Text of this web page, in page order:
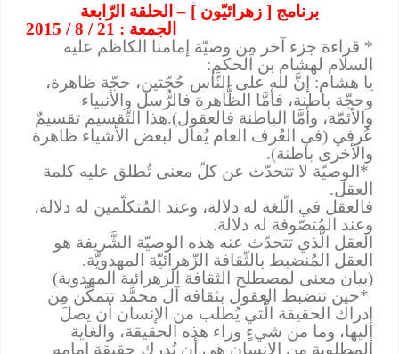
برنامج [ زهرائيّون ] – الحلقة الرّابعة
الجمعة : 21 / 8 / 2015
* قراءة جزء آخر مِن وصيّة إمامنا الكاظم عليه
السلاملهشام بن الحكم:
يا هشام: إنَّ لله على النَّاس حُجّتين، حجّة ظاهرة،
وحجّة باطنة، فأمَّا الظَّاهرة فالرُّسل والأنبياء
والأئمّة، وأمَّا الباطنة فالعقول).هذا التّقسيم تقسيمٌ
عُرفي (في العُرف العام يُقال لبعض الأشياء ظاهرة
والأخرى باطنة).
*الوصيّة لا تتحدّث عن كلّ معنى تُطلق عليه كلمة
العقل .
فالعقل في الّلغة له دلالة، وعند المُتكلّمين له دلالة،
وعند المُتصّوفة له دلالة.
العقل الّذي تتحدّث عنه هذه الوصيّة الشَّريفة هو
العقل المُنضبط بالثّقافة الزّهرائيّة المهدويّة.
بيان معنى لمصطلح الثقافة الزهرائية المهدوية(
*حين تنضبط العقول بثقافة آل محمَّد تتمكّن مِن
إدراك الحقيقة الَّتي يُطلب من الإنسان أن يصلَ
إليها، وما من شيءٍ وراء هذه الحقيقة، والغاية
المطلوبة مِن الإنسان هي أن يُدرك حقيقة إمامهِ